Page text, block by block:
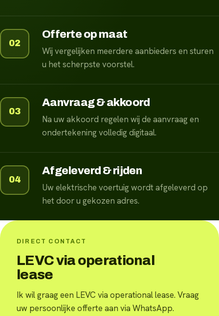
02
Offerte op maat
Wij vergelijken meerdere aanbieders en sturen
u het scherpste voorstel.
03
Aanvraag & akkoord
Na uw akkoord regelen wij de aanvraag en
ondertekening volledig digitaal.
04
Afgeleverd & rijden
Uw elektrische voertuig wordt afgeleverd op
het door u gekozen adres.
DIRECT CONTACT
LEVC via operational
lease
Ik wil graag een LEVC via operational lease. Vraag
uw persoonlijke offerte aan via WhatsApp.